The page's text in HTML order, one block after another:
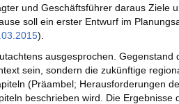
und Geschäftsführer daraus Ziele
soll ein erster Entwurf im
).
ausgesprochen. Gegenstand
sein, sondern die zukünftige
(Präambel; Herausforderungen
beschrieben wird. Die Ergebnisse